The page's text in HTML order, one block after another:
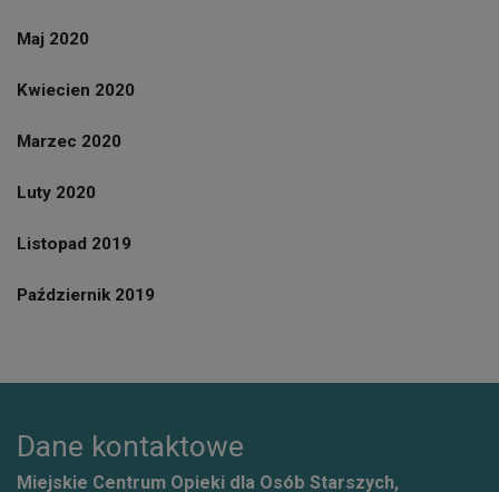
Maj 2020
Kwiecien 2020
Marzec 2020
Luty 2020
Listopad 2019
Październik 2019
Dane kontaktowe
Miejskie Centrum Opieki dla Osób Starszych,